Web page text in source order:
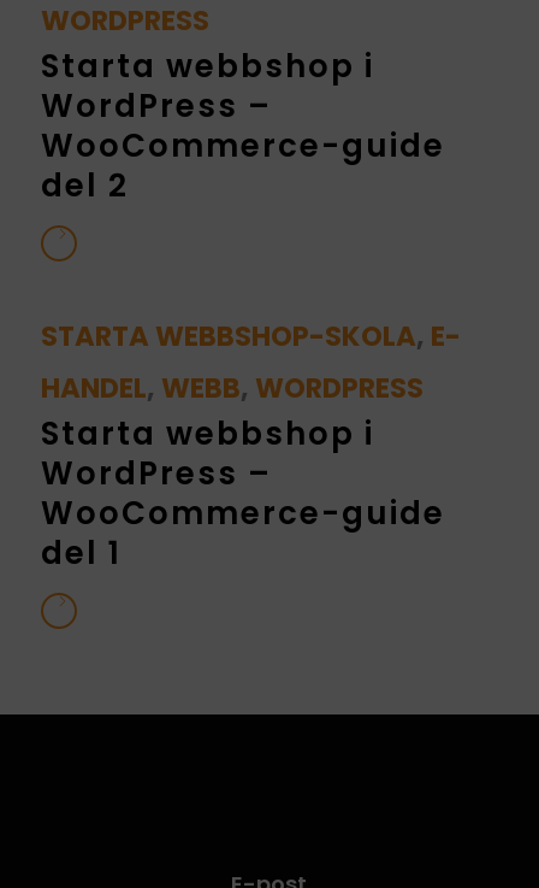
WORDPRESS
Starta webbshop i
WordPress –
WooCommerce-guide
del 2
STARTA WEBBSHOP-SKOLA, E-
HANDEL, WEBB, WORDPRESS
Starta webbshop i
WordPress –
WooCommerce-guide
del 1